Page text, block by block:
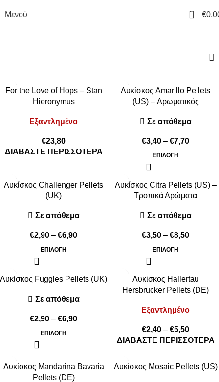
Μενού 0 €
For the Love of Hops – Stan
Hieronymus
Εξαντλημένο
€23,80
ΔΙΑΒΆΣΤΕ ΠΕΡΙΣΣΌΤΕΡΑ
Λυκίσκος Amarillo Pellets
(US) – Αρωματικός
Σε απόθεμα
€3,40 – €7,70
ΕΠΙΛΟΓΉ
Λυκίσκος Challenger Pellets
(UK)
Σε απόθεμα
€2,90 – €6,90
ΕΠΙΛΟΓΉ
Λυκίσκος Citra Pellets (US) –
Τροπικά Αρώματα
Σε απόθεμα
€3,50 – €8,50
ΕΠΙΛΟΓΉ
Λυκίσκος Fuggles Pellets (UK)
Σε απόθεμα
€2,90 – €6,90
ΕΠΙΛΟΓΉ
Λυκίσκος Hallertau
Hersbrucker Pellets (DE)
Εξαντλημένο
€2,40 – €5,50
ΔΙΑΒΆΣΤΕ ΠΕΡΙΣΣΌΤΕΡΑ
Λυκίσκος Mandarina Bavaria
Pellets (DE)
Λυκίσκος Mosaic Pellets (US)